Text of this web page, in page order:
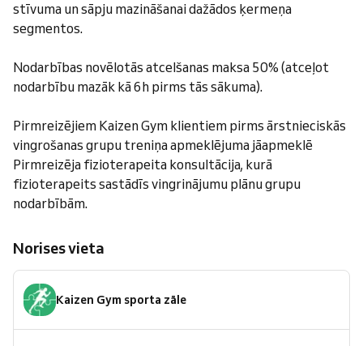
stīvuma un sāpju mazināšanai dažādos ķermeņa
segmentos.
Nodarbības novēlotās atcelšanas maksa 50% (atceļot
nodarbību mazāk kā 6h pirms tās sākuma).
Pirmreizējiem Kaizen Gym klientiem pirms ārstnieciskās
vingrošanas grupu treniņa apmeklējuma jāapmeklē
Pirmreizēja fizioterapeita konsultācija, kurā
fizioterapeits sastādīs vingrinājumu plānu grupu
nodarbībām.
Norises vieta
Kaizen Gym sporta zāle